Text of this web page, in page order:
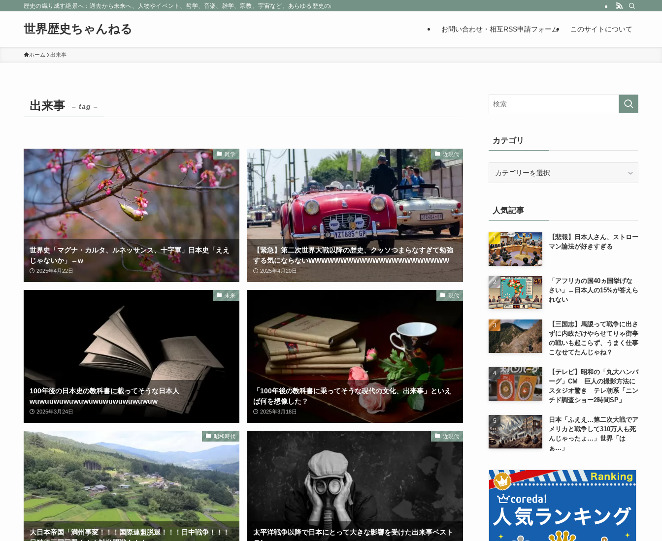
歴史の織り成す絶景へ：過去から未来へ、人物やイベント、哲学、音楽、雑学、宗教、宇宙など、あらゆる歴史の産物に包まれる魅惑の世界を探求しよう。歴史が苦手な人も魅了するまとめサイトです。
世界歴史ちゃんねる お問い合わせ・相互RSS申請フォーム このサイトについて
ホーム 出来事
出来事 – tag –
雑学
世界史「マグナ・カルタ、ルネッサンス、十字軍」日本史「ええ
じゃないか」←w
2025年4月22日
近現代
【緊急】第二次世界大戦以降の歴史、クッソつまらなすぎて勉強
する気にならないWWWWWWWWWWWWWWWWWWWWWW
2025年4月20日
未来
100年後の日本史の教科書に載ってそうな日本人
wuwuuwuwuwuwuwuwuwuwuwuwuw
2025年3月24日
現代
「100年後の教科書に乗ってそうな現代の文化、出来事」といえ
ば何を想像した？
2025年3月18日
昭和時代
大日本帝国「満州事変！！！国際連盟脱退！！！日中戦争！！！
近現代
太平洋戦争以降で日本にとって大きな影響を受けた出来事ベスト
カテゴリ
人気記事
【悲報】日本人さん、ストロー
マン論法が好きすぎる
「アフリカの国40ヵ国挙げな
さい」←日本人の15%が答えら
れない
【三国志】馬謖って戦争に出さ
ずに内政だけやらせてりゃ街亭
の戦いも起こらず、うまく仕事
こなせてたんじゃね？
【テレビ】昭和の「丸大ハンバ
ーグ」CM 巨人の撮影方法に
スタジオ驚き テレ朝系「ニン
チド調査ショー2時間SP」
日本「ふええ…第二次大戦でア
メリカと戦争して310万人も死
んじゃったょ…」世界「は
ぁ…」